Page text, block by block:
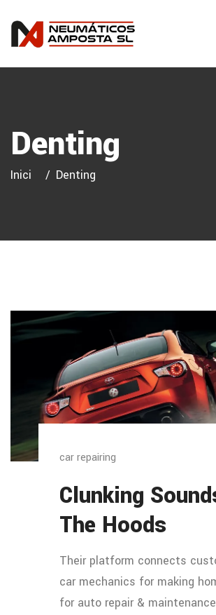
Denting
Inici Denting
car repairing
Clunking
The Hoods
Their platform connects
car mechanics for making
for auto repair &